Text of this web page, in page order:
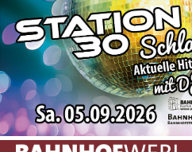
Zum Hauptinhalt springen